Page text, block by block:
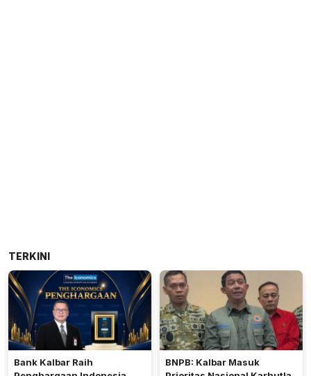
TERKINI
Bank Kalbar Raih
BNPB: Kalbar Masuk